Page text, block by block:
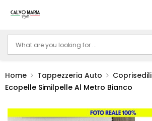
Home Tappezzeria Auto
Coprisedili
Ecopelle Similpelle Al Metro Bianco